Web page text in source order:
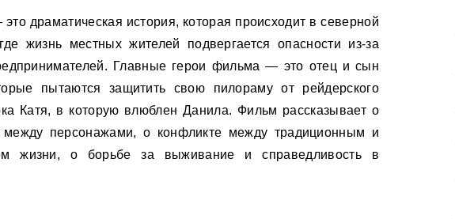
жизнь местных жителей подвергается опасности из-за
Главные герои фильма — это отец и сын
пытаются защитить свою пилораму от рейдерского
Катя, в которую влюблен Данила. Фильм рассказывает о
персонажами, о конфликте между традиционным и
жизни, о борьбе за выживание и справедливость в